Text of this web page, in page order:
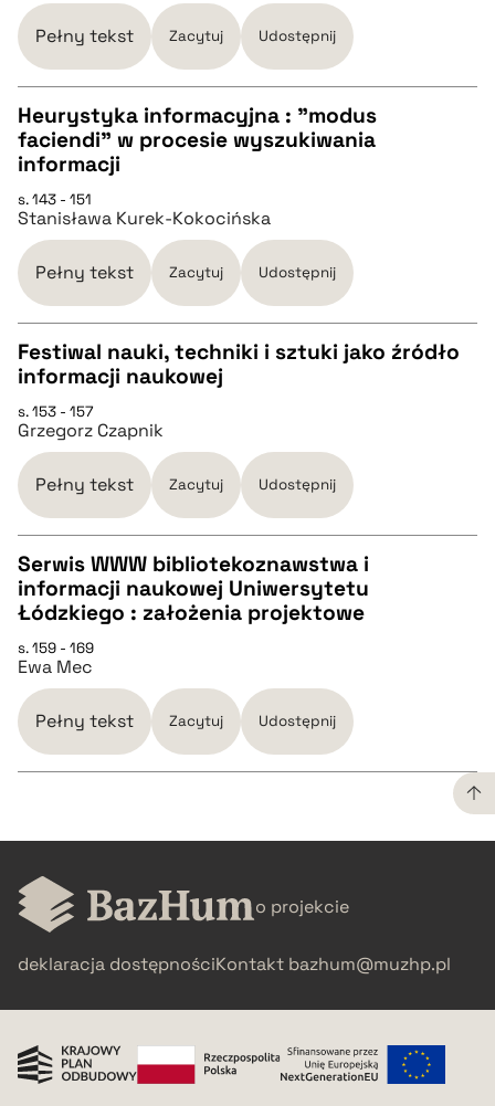
pobierz cytat
Pełny tekst Zacytuj Udostępnij
CZYSTY TEKST
pobierz cytat
BIBTEX
pobierz cytat
Heurystyka informacyjna : "modus
faciendi" w procesie wyszukiwania
informacji
s. 143 - 151
Stanisława Kurek-Kokocińska
Pełny tekst Zacytuj Udostępnij
CZYSTY TEKST
pobierz cytat
BIBTEX
pobierz cytat
Festiwal nauki, techniki i sztuki jako źródło
informacji naukowej
s. 153 - 157
Grzegorz Czapnik
Pełny tekst Zacytuj Udostępnij
CZYSTY TEKST
pobierz cytat
BIBTEX
Serwis WWW bibliotekoznawstwa i
informacji naukowej Uniwersytetu
Łódzkiego : założenia projektowe
s. 159 - 169
Ewa Mec
Pełny tekst Zacytuj Udostępnij
CZYSTY TEKST
pobierz cytat
BIBTEX
o projekcie
deklaracja dostępnościKontakt bazhum@muzhp.pl